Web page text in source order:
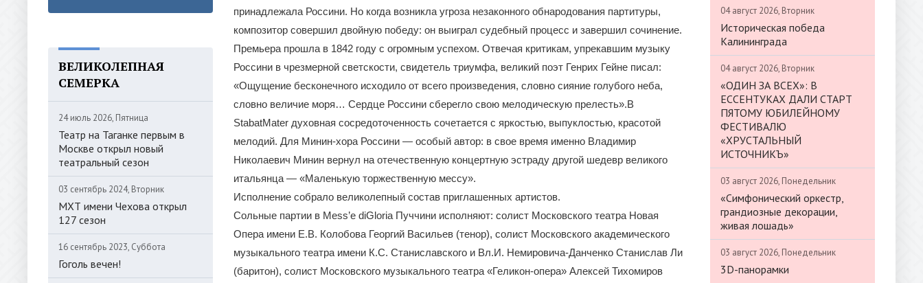
ВЕЛИКОЛЕПНАЯ
СЕМЕРКА
24 июль 2026, Пятница
Театр на Таганке первым в
Москве открыл новый
театральный сезон
03 сентябрь 2024, Вторник
МХТ имени Чехова открыл
127 сезон
16 сентябрь 2023, Суббота
Гоголь вечен!
принадлежала Россини. Но когда возникла угроза незаконного обнародования партитуры,
композитор совершил двойную победу: он выиграл судебный процесс и завершил сочинение.
Премьера прошла в 1842 году с огромным успехом. Отвечая критикам, упрекавшим музыку
Россини в чрезмерной светскости, свидетель триумфа, великий поэт Генрих Гейне писал:
«Ощущение бесконечного исходило от всего произведения, словно сияние голубого неба,
словно величие моря… Сердце Россини сберегло свою мелодическую прелесть».В
StabatMater духовная сосредоточенность сочетается с яркостью, выпуклостью, красотой
мелодий. Для Минин-хора Россини — особый автор: в свое время именно Владимир
Николаевич Минин вернул на отечественную концертную эстраду другой шедевр великого
итальянца — «Маленькую торжественную мессу».
Исполнение собрало великолепный состав приглашенных артистов.
Сольные партии в Mess’е diGloria Пуччини исполняют: солист Московского театра Новая
Опера имени Е.В. Колобова Георгий Васильев (тенор), солист Московского академического
музыкального театра имени К.С. Станиславского и Вл.И. Немировича-Данченко Станислав Ли
(баритон), солист Московского музыкального театра «Геликон-опера» Алексей Тихомиров
04 август 2026, Вторник
Историческая победа
Калининграда
04 август 2026, Вторник
«ОДИН ЗА ВСЕХ»: В
ЕССЕНТУКАХ ДАЛИ СТАРТ
ПЯТОМУ ЮБИЛЕЙНОМУ
ФЕСТИВАЛЮ
«ХРУСТАЛЬНЫЙ
ИСТОЧНИКЪ»
03 август 2026, Понедельник
«Симфонический оркестр,
грандиозные декорации,
живая лошадь»
03 август 2026, Понедельник
3D-панорамки